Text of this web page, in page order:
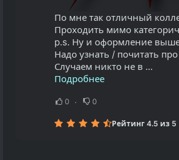
По мне так отличный коллектив и
Проходить мимо категорически
p.s. Ну и оформление выше
Надо узнать / почитать про
Случаем никто не в ...
Подробнее
0 0
Рейтинг 4.5 из 5